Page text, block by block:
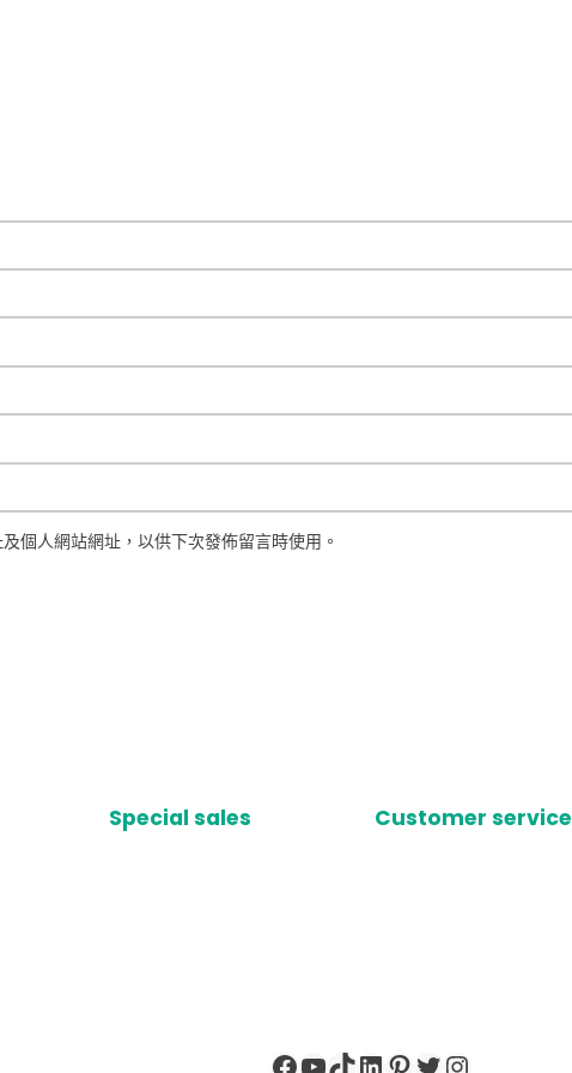
個人網站網址，以供下次發佈留言時使用。
Special sales Customer service
Facebook
YouTube
TikTok
LinkedIn
Pinterest
X Instagram